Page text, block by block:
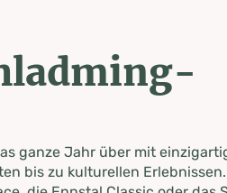
ganze Jahr über mit
bis zu kulturellen Erlebnissen.